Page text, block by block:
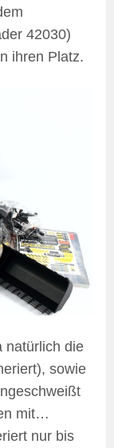
42030)
ihren Platz.
natürlich die
sowie
mit…
nur bis